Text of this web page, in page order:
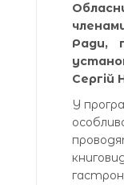
Ради,
Сергій
У